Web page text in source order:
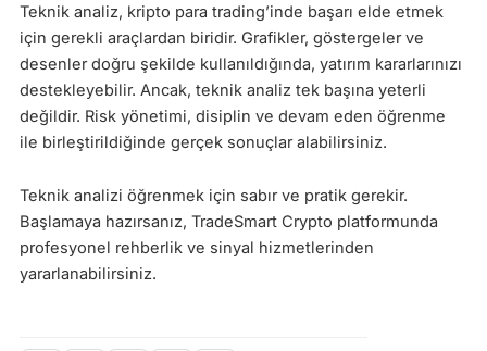
Teknik analiz, kripto para trading’inde başarı elde etmek
için gerekli araçlardan biridir. Grafikler, göstergeler ve
desenler doğru şekilde kullanıldığında, yatırım kararlarınızı
destekleyebilir. Ancak, teknik analiz tek başına yeterli
değildir. Risk yönetimi, disiplin ve devam eden öğrenme
ile birleştirildiğinde gerçek sonuçlar alabilirsiniz.
Teknik analizi öğrenmek için sabır ve pratik gerekir.
Başlamaya hazırsanız, TradeSmart Crypto platformunda
profesyonel rehberlik ve sinyal hizmetlerinden
yararlanabilirsiniz.